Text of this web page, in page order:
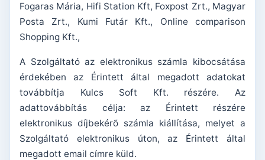
Fogaras Mária, Hifi Station Kft, Foxpost Zrt., Magyar
Posta Zrt., Kumi Futár Kft., Online comparison
Shopping Kft.,
A Szolgáltató az elektronikus számla kibocsátása
érdekében az Érintett által megadott adatokat
továbbítja Kulcs Soft Kft. részére. Az
adattovábbítás célja: az Érintett részére
elektronikus díjbekérõ számla kiállítása, melyet a
Szolgáltató elektronikus úton, az Érintett által
megadott email címre küld.